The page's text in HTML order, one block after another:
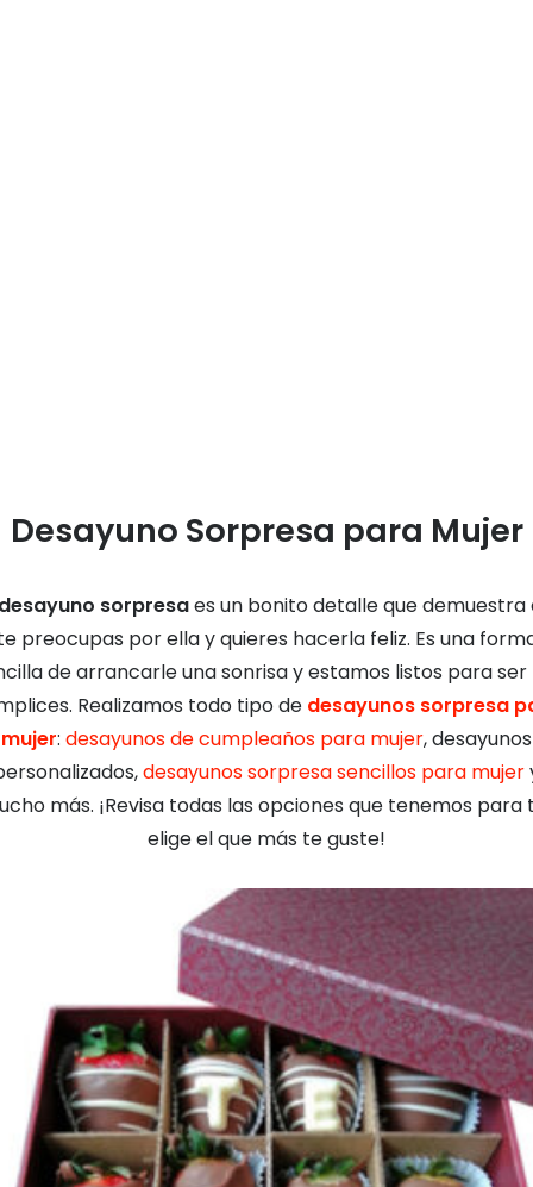
Desayuno Sorpresa para Mujer
sorpresaes un bonito detalle que demuestra
preocupas por ella y quieres hacerla feliz. Es una
de arrancarle una sonrisa y estamos listos para ser
Realizamos todo tipo de desayunos sorpresa
mujer: desayunos de cumpleaños para mujer, desayunos
desayunos sorpresa sencillos para mujer
más. ¡Revisa todas las opciones que tenemos para
elige el que más te guste!